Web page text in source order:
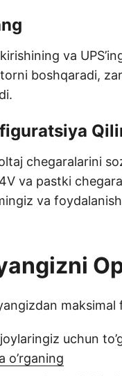
va
boshqaradi,
chegaralarini
va pastki
va
maksimal
uchun
o’rganing